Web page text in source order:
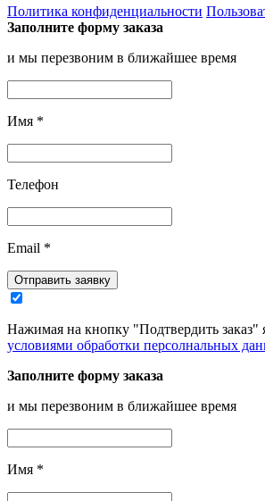
Политика конфиденциальности
Заполните форму заказа
и мы перезвоним в ближайшее время
Имя *
Телефон
Email *
Отправить заявку
Нажимая на кнопку "Подтвердить заказ"
условиями обработки персолнальных
Заполните форму заказа
и мы перезвоним в ближайшее время
Имя *